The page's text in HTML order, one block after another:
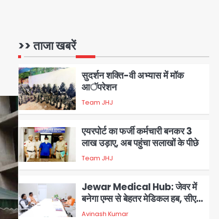
>> ताजा खबरें
2
सुदर्शन शक्ति-वी अभ्यास में मॉक
आॅपरेशन
Team JHJ
एयरपोर्ट का फर्जी कर्मचारी बनकर 3
लाख उड़ाए, अब पहुंचा सलाखों के पीछे
Team JHJ
4
Jewar Medical Hub: जेवर में
बनेगा एम्स से बेहतर मेडिकल हब, सीएम
योगी को लिखा पत्र
Avinash Kumar